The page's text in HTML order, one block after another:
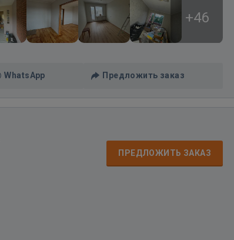
+46
WhatsApp Предложить заказ
ПРЕДЛОЖИТЬ ЗАКАЗ